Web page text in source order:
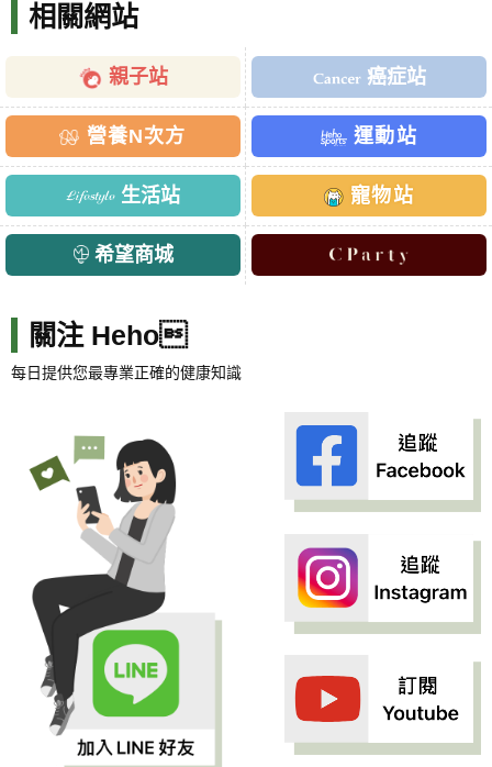
相關網站
親子站 癌症站
營養N次方 運動站
生活站 寵物站
希望商城
關注 Heho
每日提供您最專業正確的健康知識